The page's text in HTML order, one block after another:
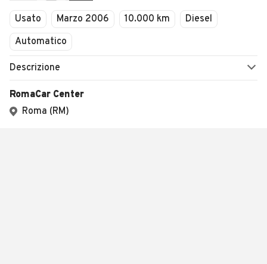
Usato Marzo 2006 10.000 km
Diesel
Automatico
Descrizione
RomaCar Center
Roma (RM)